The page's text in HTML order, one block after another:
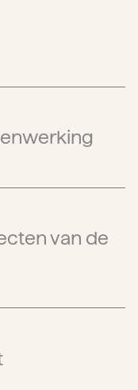
van de